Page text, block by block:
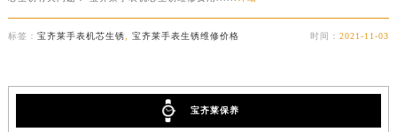
标签： 宝齐莱手表机芯生锈, 宝齐莱手表生锈维修价格 时间：2021-11-03
宝齐莱保养